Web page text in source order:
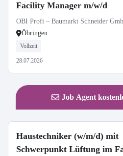
Facility Manager m/w/d
OBI Profi – Baumarkt Schneider
Öhringen
Vollzeit
28.07.2026
Job Agent
Haustechniker (w/m/d) mit
Schwerpunkt Lüftung im